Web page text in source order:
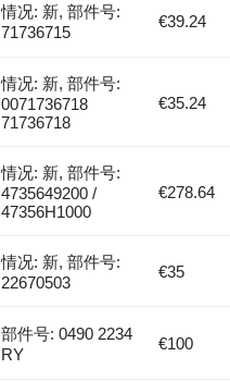
情况: 新, 部件号:
71736715
€39.24
情况: 新, 部件号:
0071736718
71736718
€35.24
情况: 新, 部件号:
4735649200 /
47356H1000
€278.64
情况: 新, 部件号:
22670503
€35
部件号: 0490 2234
RY
€100